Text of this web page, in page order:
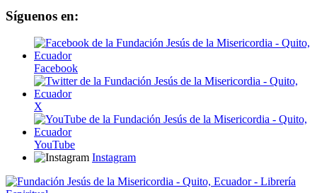
Síguenos en:
Facebook
X
YouTube
Instagram